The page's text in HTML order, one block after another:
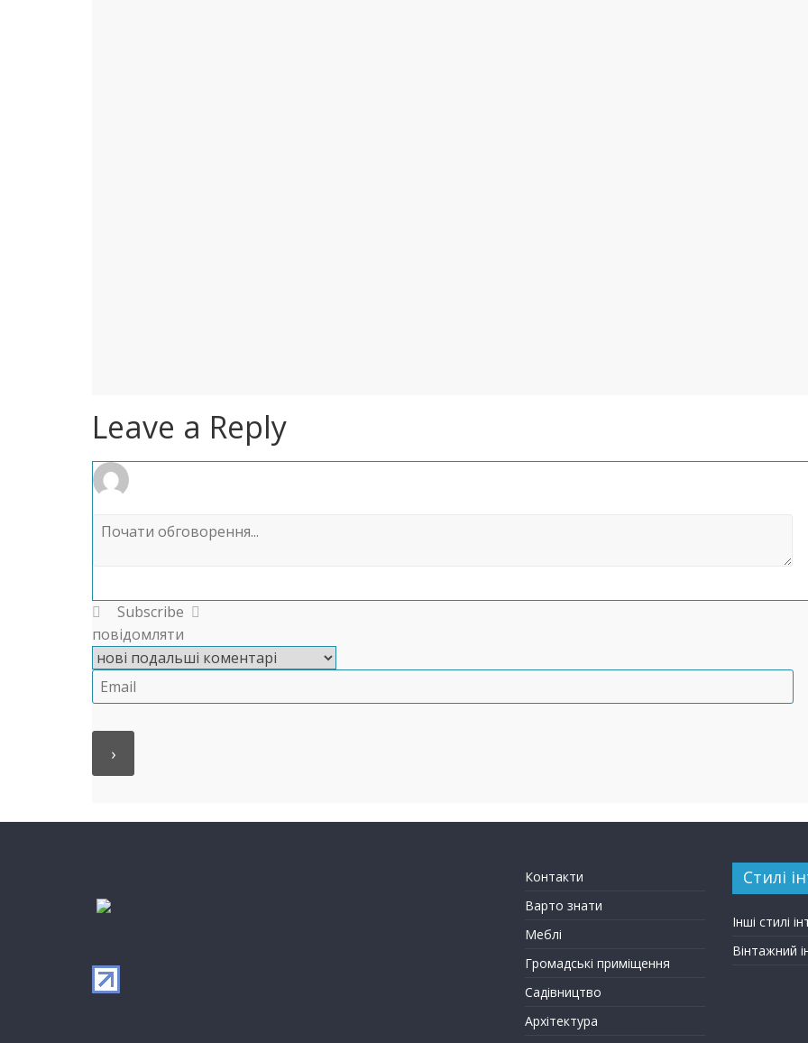
Leave a Reply
Subscribe
повідомляти
Контакти
Варто знати
Меблі
Громадські приміщення
Садівництво
Архітектура
Стилі
Інші стилі
Вінтажний